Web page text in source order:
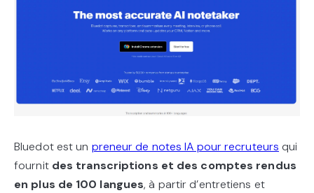
Bluedot est un preneur de notes IA pour recruteurs qui
fournit des transcriptions et des comptes rendus
en plus de 100 langues, à partir d’entretiens et